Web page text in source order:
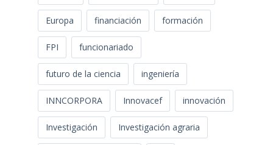
Europa financiación formación
FPI funcionariado
futuro de la ciencia ingeniería
INNCORPORA Innovacef innovación
Investigación Investigación agraria